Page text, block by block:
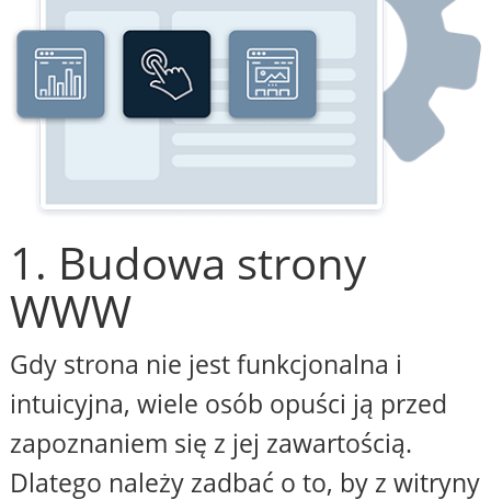
1. Budowa strony
WWW
Gdy strona nie jest funkcjonalna i
intuicyjna, wiele osób opuści ją przed
zapoznaniem się z jej zawartością.
Dlatego należy zadbać o to, by z witryny